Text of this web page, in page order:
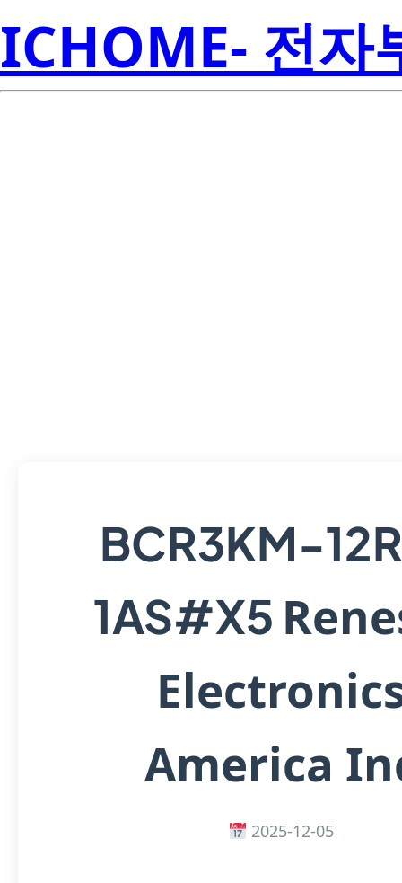
ICHOME- 전자
BCR3KM-
1AS#X5
America
2025-12-05